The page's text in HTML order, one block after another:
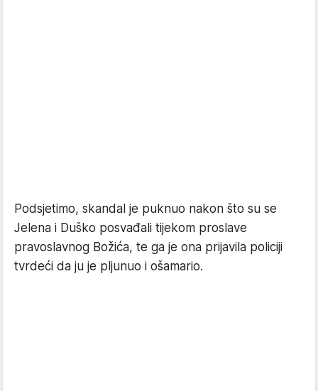
Podsjetimo, skandal je puknuo nakon što su se
Jelena i Duško posvađali tijekom proslave
pravoslavnog Božića, te ga je ona prijavila policiji
tvrdeći da ju je pljunuo i ošamario.